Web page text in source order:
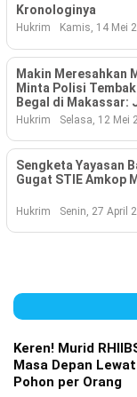
Kronologinya
Hukrim Kamis, 14 Mei
Makin Meresahkan
Minta Polisi
Begal di Makassar:
Lembek
Hukrim Selasa, 12 Mei
Sengketa Yayasan
Gugat STIE Amkop
Hukrim Senin, 27 April
Keren! Murid
Masa Depan
Pohon per Orang